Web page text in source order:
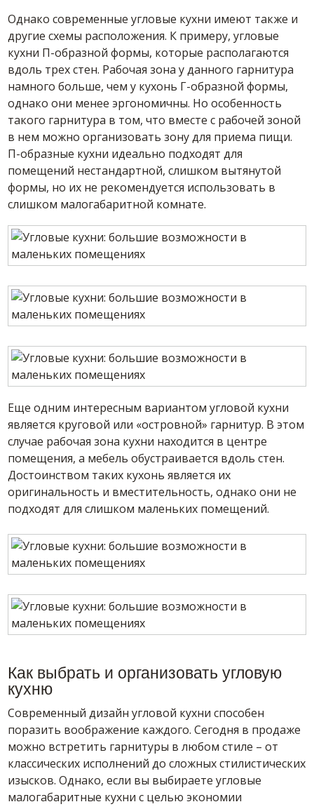
Однако современные угловые кухни имеют также и
другие схемы расположения. К примеру, угловые
кухни П-образной формы, которые располагаются
вдоль трех стен. Рабочая зона у данного гарнитура
намного больше, чем у кухонь Г-образной формы,
однако они менее эргономичны. Но особенность
такого гарнитура в том, что вместе с рабочей зоной
в нем можно организовать зону для приема пищи.
П-образные кухни идеально подходят для
помещений нестандартной, слишком вытянутой
формы, но их не рекомендуется использовать в
слишком малогабаритной комнате.
Еще одним интересным вариантом угловой кухни
является круговой или «островной» гарнитур. В этом
случае рабочая зона кухни находится в центре
помещения, а мебель обустраивается вдоль стен.
Достоинством таких кухонь является их
оригинальность и вместительность, однако они не
подходят для слишком маленьких помещений.
Как выбрать и организовать угловую
кухню
Современный дизайн угловой кухни способен
поразить воображение каждого. Сегодня в продаже
можно встретить гарнитуры в любом стиле – от
классических исполнений до сложных стилистических
изысков. Однако, если вы выбираете угловые
малогабаритные кухни с целью экономии